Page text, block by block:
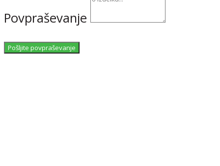
Povpraševanje
Pošljite povpraševanje